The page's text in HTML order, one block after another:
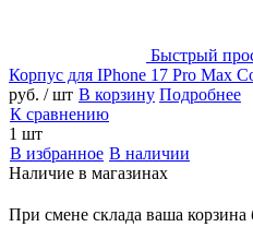
Быстрый
Корпус для IPhone 17 Pro Max
руб. / шт В корзину Подробнее
К сравнению
1 шт
В избранное В наличии
Наличие в магазинах
При смене склада ваша корзина